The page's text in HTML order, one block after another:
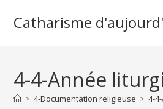
Catharisme
4-4-Année
> 4-Documentation religieuse > 4-